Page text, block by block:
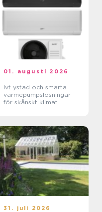
01. augusti 2026
Ivt ystad och smarta
värmepumpslösningar
för skånskt klimat
31. juli 2026